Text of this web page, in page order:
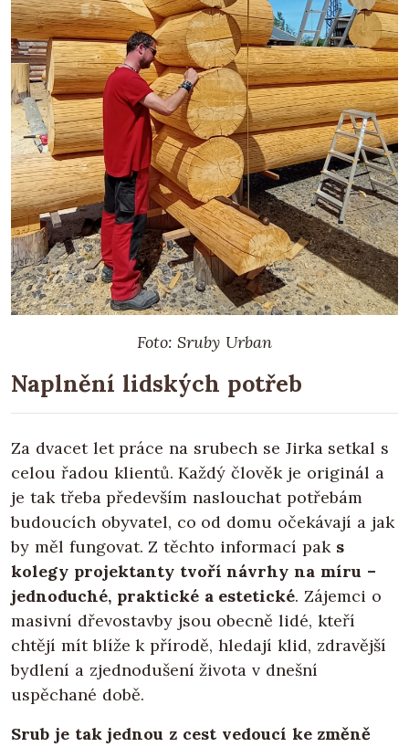
Foto: Sruby Urban
Naplnění lidských potřeb
Za dvacet let práce na srubech se Jirka setkal s
celou řadou klientů. Každý člověk je originál a
je tak třeba především naslouchat potřebám
budoucích obyvatel, co od domu očekávají a jak
by měl fungovat. Z těchto informací paks
kolegy projektanty tvoří návrhy na míru –
jednoduché, praktické a estetické. Zájemci o
masivní dřevostavby jsou obecně lidé, kteří
chtějí mít blíže k přírodě, hledají klid, zdravější
bydlení a zjednodušení života v dnešní
uspěchané době.
Srub je tak jednou z cest vedoucí ke změně